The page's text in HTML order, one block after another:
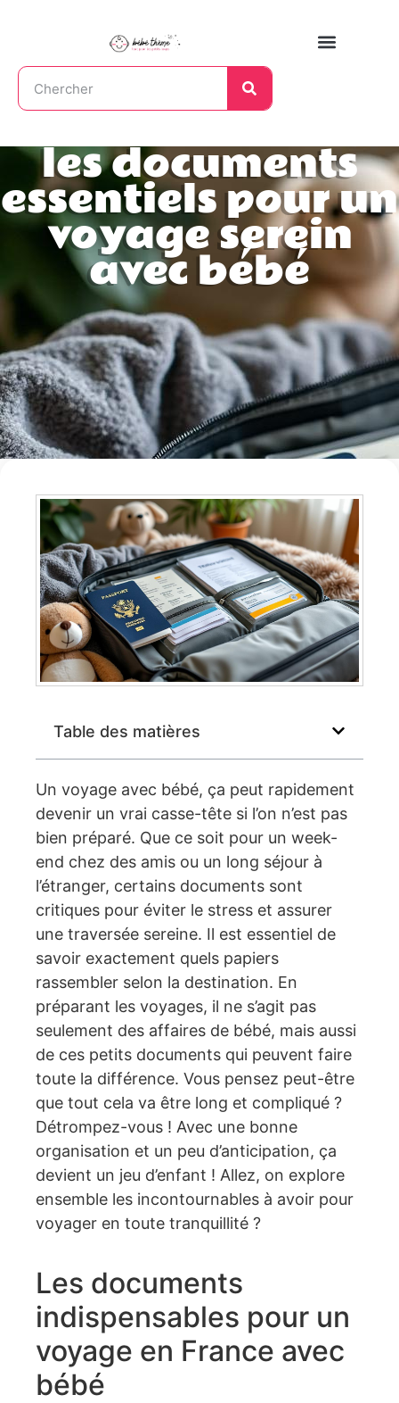
les documents
essentiels pour un
voyage serein
avec bébé
Table des matières
Un voyage avec bébé, ça peut rapidement
devenir un vrai casse-tête si l’on n’est pas
bien préparé. Que ce soit pour un week-
end chez des amis ou un long séjour à
l’étranger, certains documents sont
critiques pour éviter le stress et assurer
une traversée sereine. Il est essentiel de
savoir exactement quels papiers
rassembler selon la destination. En
préparant les voyages, il ne s’agit pas
seulement des affaires de bébé, mais aussi
de ces petits documents qui peuvent faire
toute la différence. Vous pensez peut-être
que tout cela va être long et compliqué ?
Détrompez-vous ! Avec une bonne
organisation et un peu d’anticipation, ça
devient un jeu d’enfant ! Allez, on explore
ensemble les incontournables à avoir pour
voyager en toute tranquillité ?
Les documents
indispensables pour un
voyage en France avec
bébé